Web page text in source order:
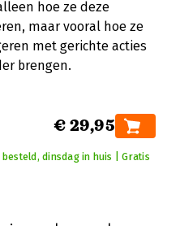
hoe ze deze
maar vooral hoe ze
met gerichte acties
brengen.
€ 29,95
dinsdag in huis | Gratis